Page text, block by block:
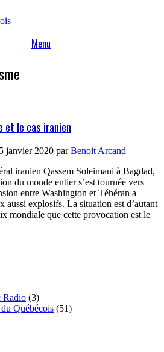
Menu
le cas iranien
janvier 2020 parBenoit Arcand
iranien Qassem Soleimani à Bagdad,
du monde entier s’est tournée vers
entre Washington et Téhéran a
aussi explosifs. La situation est d’autant
mondiale que cette provocation est le
Radio (3)
Québécois (51)